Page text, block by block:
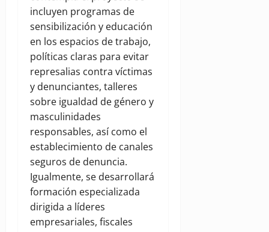
incluyen programas de
sensibilización y educación
en los espacios de trabajo,
políticas claras para evitar
represalias contra víctimas
y denunciantes, talleres
sobre igualdad de género y
masculinidades
responsables, así como el
establecimiento de canales
seguros de denuncia.
Igualmente, se desarrollará
formación especializada
dirigida a líderes
empresariales, fiscales